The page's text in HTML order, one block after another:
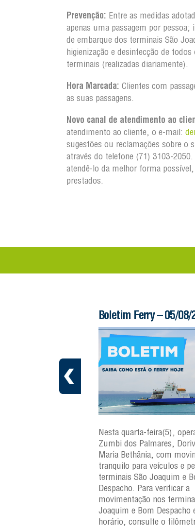
Prevenção: Entre as medidas
apenas uma passagem por
de embarque dos terminais São
higienização e desinfecção de
terminais (realizadas diariamente).
Hora Marcada: Clientes com
as suas passagens.
Novo canal de atendimento ao
atendimento ao cliente, o e-mail:
sugestões ou reclamações sobre o
através do telefone (71) 3103-
atendê-lo da melhor forma
prestados.
Boletim Ferry – 05/08/
Nesta quarta-feira(5),
Zumbi dos Palmares,
Maria Bethânia, com
tranquilo para veículos e
terminais São Joaquim e
Despacho. Para verificar a
movimentação nos
Joaquim e Bom Despacho
horário, consulte o